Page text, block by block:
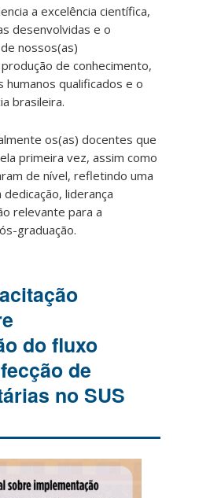
a excelência científica,
desenvolvidas e o
nossos(as)
de conhecimento,
qualificados e o
brasileira.
os(as) docentes que
primeira vez, assim como
de nível, refletindo uma
liderança
relevante para a
graduação.
do fluxo
de
no SUS